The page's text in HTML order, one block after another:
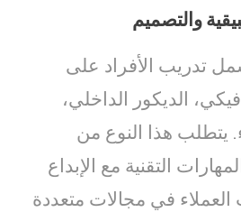
والتصميم
تدريب الأفراد على
الديكور الداخلي،
يتطلب هذا النوع من
التقنية مع الإبداع
العملاء في مجالات متعددة